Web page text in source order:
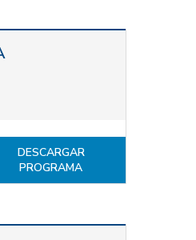
DESCARGAR
PROGRAMA